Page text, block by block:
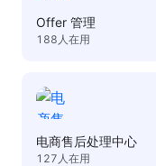
Offer 管理
188 人在用
电商售后处理中心
127 人在用